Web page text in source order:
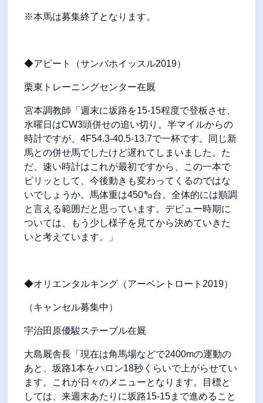
※本馬は募集終了となります。
◆アピート（サンバホイッスル2019）
栗東トレーニングセンター在厩
宮本調教師「週末に坂路を15-15程度で登板させ、
水曜日はCW3頭併せの追い切り。半マイルからの
時計ですが、4F54.3-40.5-13.7で一杯です。同じ新
馬との併せ馬でしたけど遅れてしまいました。た
だ、速い時計はこれが最初ですから、この一本で
ピリッとして、今後動きも変わってくるのではな
いでしょうか。馬体重は450㌔台。全体的には順調
と言える範囲だと思っています。デビュー時期に
ついては、もう少し様子を見てから決めていきた
いと考えています。」
◆オリエンタルキング（アーベントロート2019）
（キャンセル募集中）
宇治田原優駿ステーブル在厩
大島厩舎長「現在は角馬場などで2400mの運動の
あと、坂路1本をハロン18秒くらいで上がらせてい
ます。これが日々のメニューとなります。目標と
しては、来週末あたりに坂路15-15まで進めること